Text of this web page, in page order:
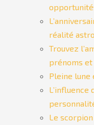
réalité
Trouvez
prénoms et
Pleine lune
L’influence
Le